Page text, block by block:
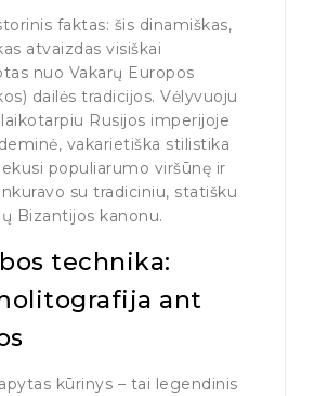
faktas: šis dinamiškas,
atvaizdas visiškai
nuo Vakarų Europos
dailės tradicijos. Vėlyvuoju
Rusijos imperijoje
vakarietiška stilistika
populiarumo viršūnę ir
su tradiciniu, statišku
Bizantijos kanonu.
technika:
ant
kūrinys – tai legendinis